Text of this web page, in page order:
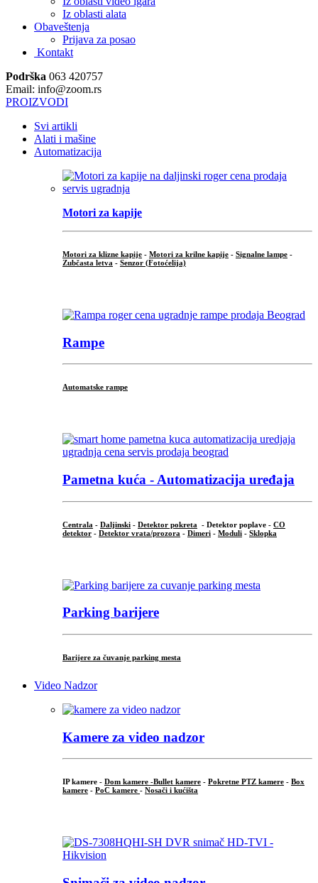
Iz oblasti alata
Obaveštenja
Prijava za posao
Kontakt
Podrška 063 420757
Email: info@zoom.rs
PROIZVODI
Svi artikli
Alati i mašine
Automatizacija
Motori za kapije
Motori za klizne kapije - Motori za krilne kapije - Signalne lampe -
Zubčasta letva - Senzor (Fotoćelija)
Rampe
Automatske rampe
Pametna kuća - Automatizacija uređaja
Centrala - Daljinski - Detektor pokreta - Detektor poplave - CO
detektor - Detektor vrata/prozora - Dimeri - Moduli - Sklopka
Parking barijere
Barijere za čuvanje parking mesta
Video Nadzor
Kamere za video nadzor
IP kamere - Dom kamere -Bullet kamere - Pokretne PTZ kamere - Box
kamere - PoC kamere - Nosači i kućišta